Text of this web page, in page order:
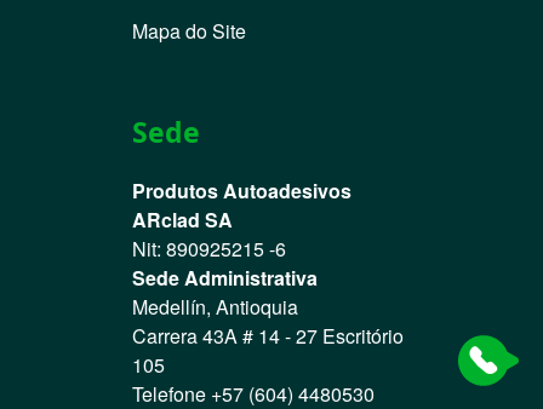
Mapa do Site
Sede
Produtos Autoadesivos
ARclad SA
Nit: 890925215 -6
Sede Administrativa
Medellín, Antioquia
Carrera 43A # 14 - 27 Escritório
105
Telefone +57 (604) 4480530